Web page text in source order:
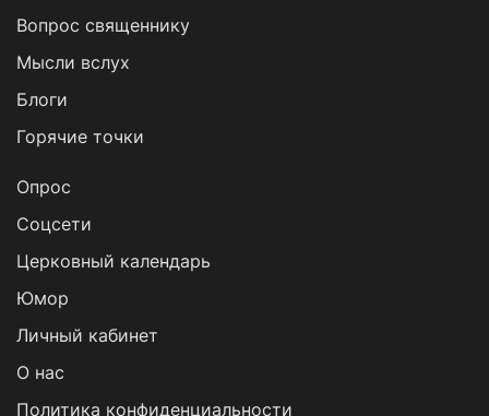
Вопрос священнику
Мысли вслух
Блоги
Горячие точки
Опрос
Cоцсети
Церковный календарь
Юмор
Личный кабинет
О нас
Политика конфиденциальности